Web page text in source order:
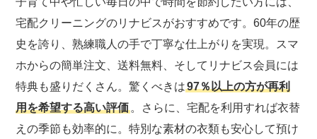
宅配クリーニングのリナビスがおすすめです。60年の歴
史を誇り、熟練職人の手で丁寧な仕上がりを実現。スマ
ホからの簡単注文、送料無料、そしてリナビス会員には
特典も盛りだくさん。驚くべきは97％以上の方が再利
用を希望する高い評価 。さらに、宅配を利用すれば衣替
えの季節も効率的に。特別な素材の衣類も安心して預け